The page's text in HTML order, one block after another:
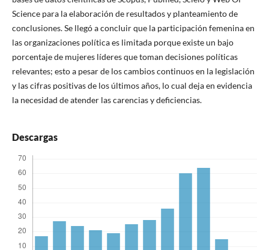
Science para la elaboración de resultados y planteamiento de
conclusiones. Se llegó a concluir que la participación femenina en
las organizaciones política es limitada porque existe un bajo
porcentaje de mujeres líderes que toman decisiones políticas
relevantes; esto a pesar de los cambios continuos en la legislación
y las cifras positivas de los últimos años, lo cual deja en evidencia
la necesidad de atender las carencias y deficiencias.
Descargas